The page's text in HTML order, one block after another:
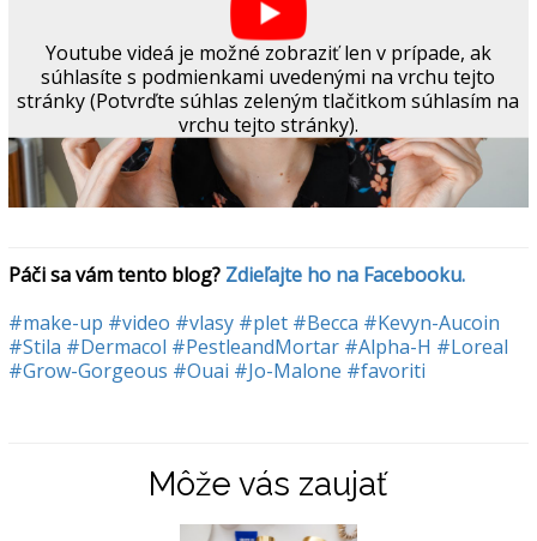
Youtube videá je možné zobraziť len v prípade, ak
súhlasíte s podmienkami uvedenými na vrchu tejto
stránky (Potvrďte súhlas zeleným tlačitkom súhlasím na
vrchu tejto stránky).
Páči sa vám tento blog? Zdieľajte ho na Facebooku.
#make-up #video #vlasy #plet #Becca #Kevyn-Aucoin
#Stila #Dermacol #PestleandMortar #Alpha-H #Loreal
#Grow-Gorgeous #Ouai #Jo-Malone #favoriti
Môže vás zaujať